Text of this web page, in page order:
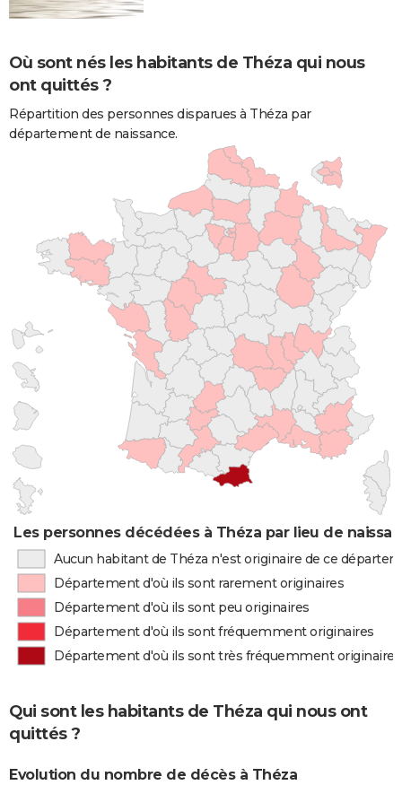
Où sont nés les habitants de Théza qui nous
ont quittés ?
Répartition des personnes disparues à Théza par
département de naissance.
Les personnes décédées à Théza par lieu de
Aucun habitant de Théza n'est originaire de ce
Département d'où ils sont rarement originaires
Département d'où ils sont peu originaires
Département d'où ils sont fréquemment originaires
Département d'où ils sont très fréquemment originaires
Qui sont les habitants de Théza qui nous ont
quittés ?
Evolution du nombre de décès à Théza